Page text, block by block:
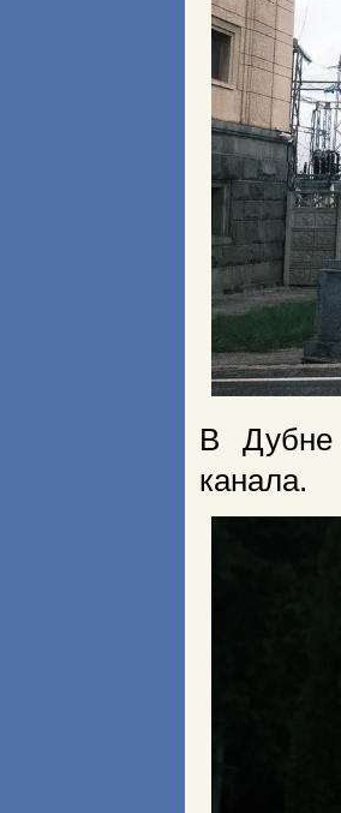
В Дубне
канала.